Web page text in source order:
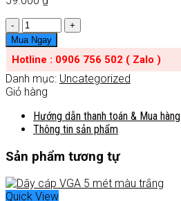
Số
lượng
Mua Ngay
Hotline : 0906 756 502 ( Zalo )
Danh mục: Uncategorized
Giỏ hàng
Hướng dẫn thanh toán & Mua hàng
Thông tin sản phẩm
Sản phẩm tương tự
Quick View